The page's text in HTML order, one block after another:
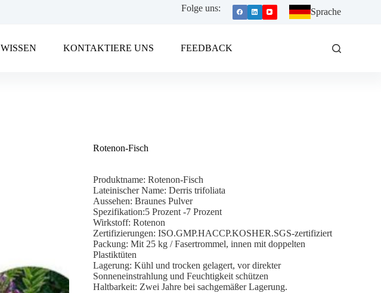
Folge uns: Sprache
WISSEN KONTAKTIERE UNS FEEDBACK
Rotenon-Fisch
Produktname: Rotenon-Fisch
Lateinischer Name: Derris trifoliata
Aussehen: Braunes Pulver
Spezifikation:5 Prozent -7 Prozent
Wirkstoff: Rotenon
Zertifizierungen: ISO.GMP.HACCP.KOSHER.SGS-zertifiziert
Packung: Mit 25 kg / Fasertrommel, innen mit doppelten
Plastiktüten
Lagerung: Kühl und trocken gelagert, vor direkter
Sonneneinstrahlung und Feuchtigkeit schützen
Haltbarkeit: Zwei Jahre bei sachgemäßer Lagerung.